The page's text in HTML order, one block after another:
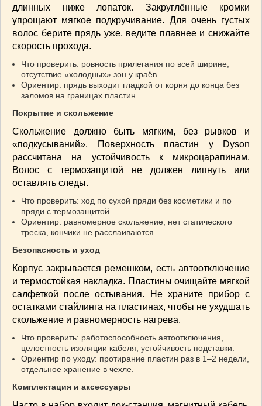
длинных ниже лопаток. Закруглённые кромки
упрощают мягкое подкручивание. Для очень густых
волос берите прядь уже, ведите плавнее и снижайте
скорость прохода.
Что проверить: ровность прилегания по всей ширине,
отсутствие «холодных» зон у краёв.
Ориентир: прядь выходит гладкой от корня до конца без
заломов на границах пластин.
Покрытие и скольжение
Скольжение должно быть мягким, без рывков и
«подкусываний». Поверхность пластин у Dyson
рассчитана на устойчивость к микроцарапинам.
Волос с термозащитой не должен липнуть или
оставлять следы.
Что проверить: ход по сухой пряди без косметики и по
пряди с термозащитой.
Ориентир: равномерное скольжение, нет статического
треска, кончики не расслаиваются.
Безопасность и уход
Корпус закрывается ремешком, есть автоотключение
и термостойкая накладка. Пластины очищайте мягкой
салфеткой после остывания. Не храните прибор с
остатками стайлинга на пластинах, чтобы не ухудшать
скольжение и равномерность нагрева.
Что проверить: работоспособность автоотключения,
целостность изоляции кабеля, устойчивость подставки.
Ориентир по уходу: протирание пластин раз в 1–2 недели,
отдельное хранение в чехле.
Комплектация и аксессуары